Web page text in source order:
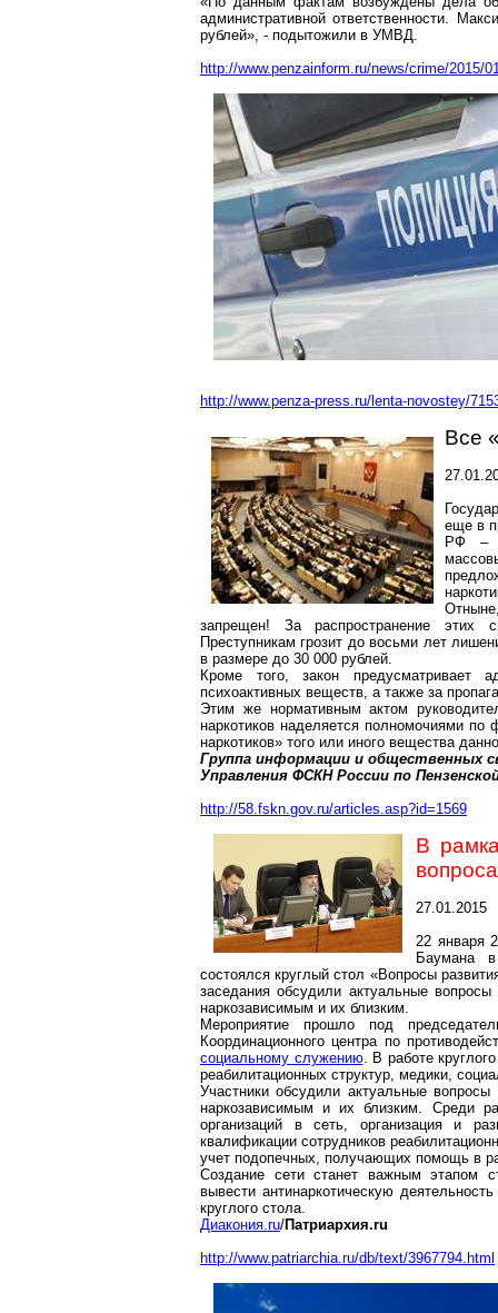
административной ответственности.
рублей», - подытожили в УМВД.
http://www.penzainform.ru/news/crime/2015/
http://www.penza-press.ru/lenta-novostey/
Все
еще в
РФ –
запрещен! За распространение этих
Преступникам грозит до восьми лет
в размере до 30 000 рублей.
Кроме того, закон предусматривает
психоактивных веществ, а также за
Этим же нормативным актом
наркотиков наделяется полномочиями
наркотиков» того или иного вещества
Группа информации и общественных
Управления ФСКН России по
http://58.fskn.gov.ru/articles.asp?id=1569
В
27.01.2015
22 января
Баумана
состоялся круглый стол «Вопросы
заседания обсудили актуальные
наркозависимым и их близким.
Мероприятие прошло под
Координационного центра по
социальному служению. В работе
реабилитационных структур, медики,
Участники обсудили актуальные
наркозависимым и их близким. Среди
организаций в сеть, организация и
квалификации сотрудников
учет подопечных, получающих помощь в
Создание сети станет важным этапом
вывести антинаркотическую
круглого стола.
Диакония.ru/Патриархия.ru
http://www.patriarchia.ru/db/text/3967794.html